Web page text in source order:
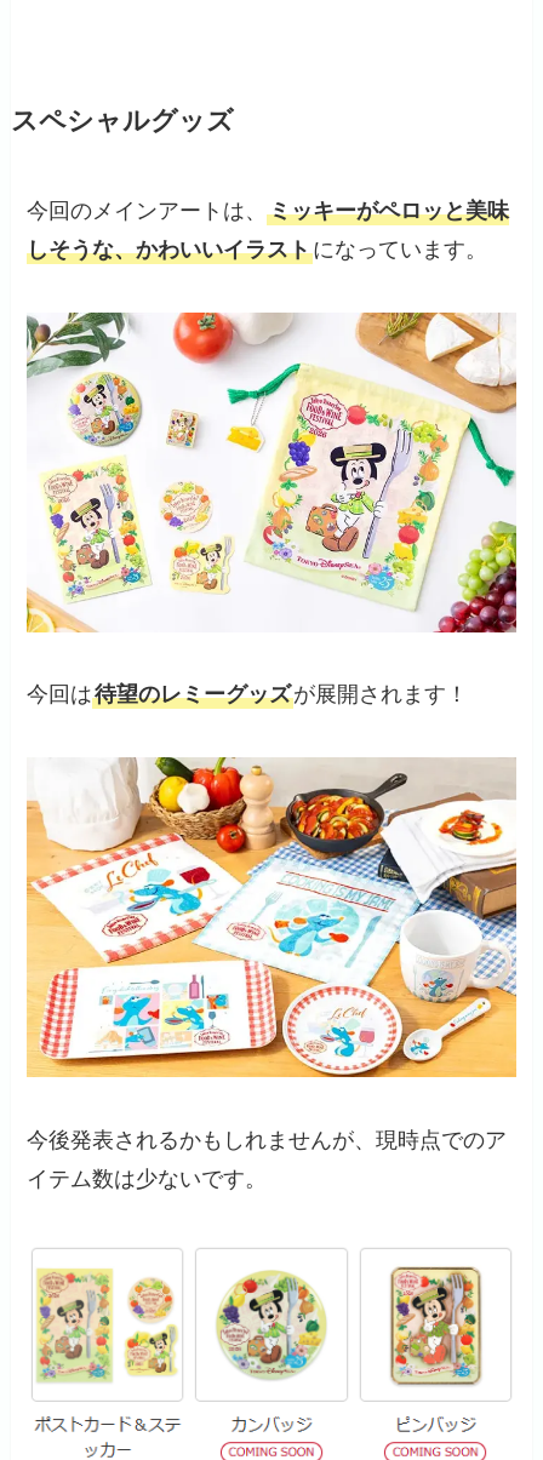
スペシャルグッズ
今回のメインアートは、ミッキーがペロッと美味
しそうな、かわいいイラストになっています。
今回は待望のレミーグッズが展開されます！
今後発表されるかもしれませんが、現時点でのア
イテム数は少ないです。